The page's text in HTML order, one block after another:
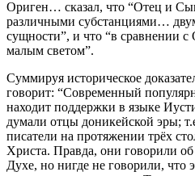
Ориген… сказал, что “Отец и
различными субстанциями…
сущности”, и что “в сравнении
малым светом”.
Суммируя историческое
говорит: “Современный
находит поддержки в языке
думали отцы доникейской эры;
писатели на протяжении трёх
Христа. Правда, они говорили
Духе, но нигде не говорили, что